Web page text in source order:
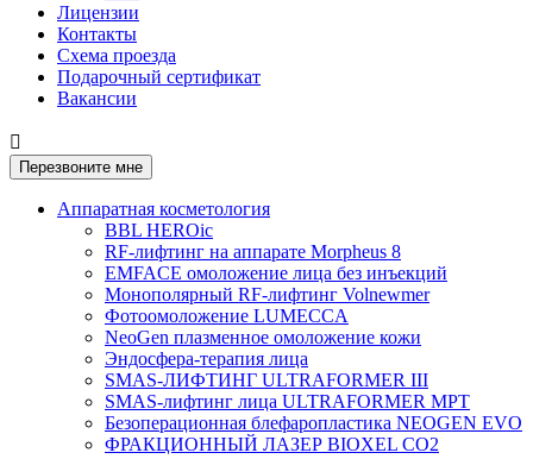
Лицензии
Контакты
Схема проезда
Подарочный сертификат
Вакансии

Перезвоните мне
Аппаратная косметология
BBL HEROic
RF-лифтинг на аппарате Morpheus 8
EMFACE омоложение лица без инъекций
Монополярный RF-лифтинг Volnewmer
Фотоомоложение LUMECCA
NeoGen плазменное омоложение кожи
Эндосфера-терапия лица
SMAS-ЛИФТИНГ ULTRAFORMER III
SMAS-лифтинг лица ULTRAFORMER MPT
Безоперационная блефаропластика NEOGEN EVO
ФРАКЦИОННЫЙ ЛАЗЕР BIOXEL CO2